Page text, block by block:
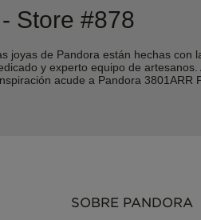
Store #878
joyas de Pandora están hechas con
y experto equipo de artesanos.
acude a Pandora 3801ARR
SOBRE PANDORA